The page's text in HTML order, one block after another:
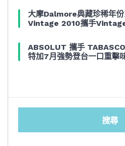
大摩Dalmore典藏珍稀年份
Vintage 2010攜手
ABSOLUT 攜手
特加7月強勢登台一口重擊
搜尋